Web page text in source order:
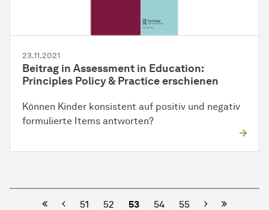
23.11.2021
Beitrag in Assessment in Education:
Principles Policy & Practice erschienen
Können Kinder konsistent auf positiv und negativ
formulierte Items antworten?
Vorherige
51 52 53 54 55 Nächste